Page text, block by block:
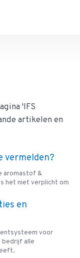
'IFS
artikelen en
vermelden?
aromastof &
het niet verplicht om
en
voor
alle